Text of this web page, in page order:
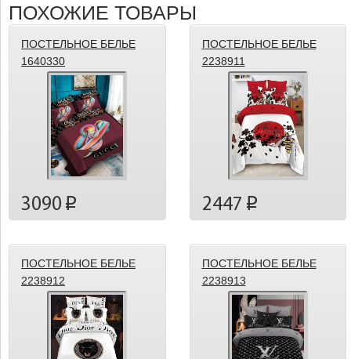
ПОХОЖИЕ ТОВАРЫ
ПОСТЕЛЬНОЕ БЕЛЬЕ
1640330
3090 p
ПОСТЕЛЬНОЕ БЕЛЬЕ
2238911
2447 p
ПОСТЕЛЬНОЕ БЕЛЬЕ
2238912
ПОСТЕЛЬНОЕ БЕЛЬЕ
2238913